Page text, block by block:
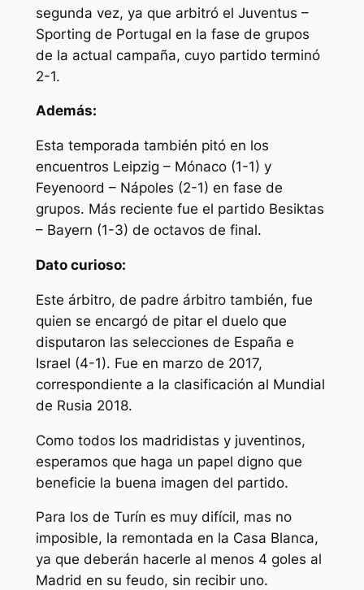
segunda vez, ya que arbitró el Juventus –
Sporting de Portugal en la fase de grupos
de la actual campaña, cuyo partido terminó
2-1.
Además:
Esta temporada también pitó en los
encuentros Leipzig – Mónaco (1-1) y
Feyenoord – Nápoles (2-1) en fase de
grupos. Más reciente fue el partido Besiktas
– Bayern (1-3) de octavos de final.
Dato curioso:
Este árbitro, de padre árbitro también, fue
quien se encargó de pitar el duelo que
disputaron las selecciones de España e
Israel (4-1). Fue en marzo de 2017,
correspondiente a la clasificación al Mundial
de Rusia 2018.
Como todos los madridistas y juventinos,
esperamos que haga un papel digno que
beneficie la buena imagen del partido.
Para los de Turín es muy difícil, mas no
imposible, la remontada en la Casa Blanca,
ya que deberán hacerle al menos 4 goles al
Madrid en su feudo, sin recibir uno.